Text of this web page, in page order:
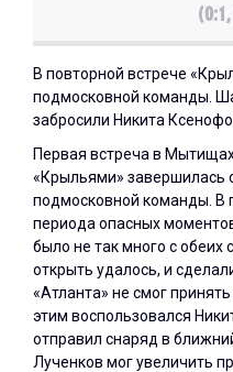
В повторной встрече
подмосковной команды.
забросили Никита
Первая встреча в
«Крыльями» завершилась
подмосковной команды. В
периода опасных
было не так много с обеих
открыть удалось, и
«Атланта» не смог
этим воспользовался
отправил снаряд в
Лученков мог увеличить